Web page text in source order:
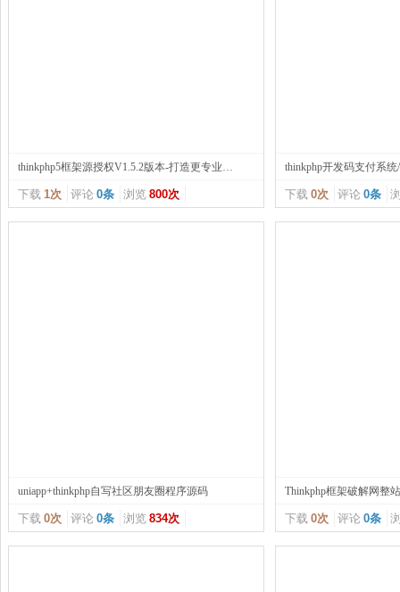
thinkphp5框架源授权V1.5.2版本-打造更专业的PHP域名授权系统
下载 1次 评论 0条 浏览 800次
uniapp+thinkphp自写社区朋友圈程序源码
下载 0次 评论 0条 浏览 834次
thinkphp开发码支付系
下载 0次 评论 0条
Thinkphp框架破解网整
下载 0次 评论 0条